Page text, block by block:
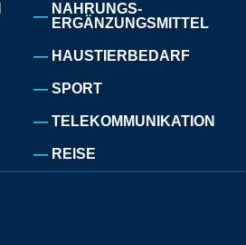
NAHRUNGS-
ERGÄNZUNGSMITTEL
HAUSTIERBEDARF
SPORT
TELEKOMMUNIKATION
REISE